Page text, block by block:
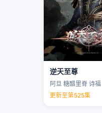
逆天至尊
阿旦 糖醋里脊 诗福
更新至第525集